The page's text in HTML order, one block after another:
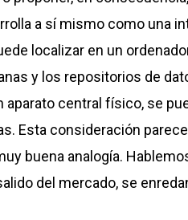
a sí mismo como una
localizar en un
y los repositorios de
aparato central físico, se
Esta consideración
buena analogía.
del mercado, se